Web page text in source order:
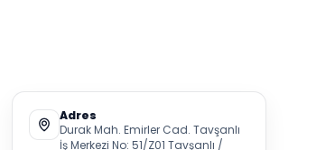
Adres
Durak Mah. Emirler Cad. Tavşanlı
İş Merkezi No: 51/Z01 Tavşanlı /